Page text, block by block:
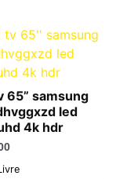
65” samsung
led
4k hdr